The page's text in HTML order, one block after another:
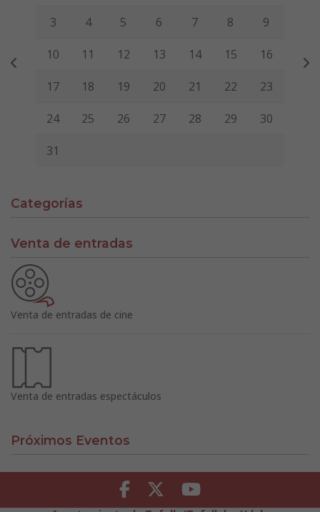
3 4 5 6 7 8 9
10 11 12 13 14 15 16
17 18 19 20 21 22 23
24 25 26 27 28 29 30
31
Categorías
Venta de entradas
Venta de entradas de cine
Venta de entradas espectáculos
Próximos Eventos
Facebook Twitter Youtube